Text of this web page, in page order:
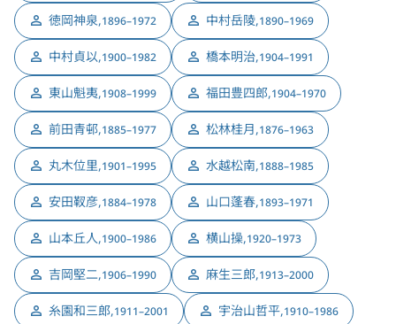
徳岡神泉,1896–1972 中村岳陵,1890–1969
中村貞以,1900–1982 橋本明治,1904–1991
東山魁夷,1908–1999 福田豊四郎,1904–1970
前田青邨,1885–1977 松林桂月,1876–1963
丸木位里,1901–1995 水越松南,1888–1985
安田靫彦,1884–1978 山口蓬春,1893–1971
山本丘人,1900–1986 横山操,1920–1973
吉岡堅二,1906–1990 麻生三郎,1913–2000
糸園和三郎,1911–2001 宇治山哲平,1910–1986